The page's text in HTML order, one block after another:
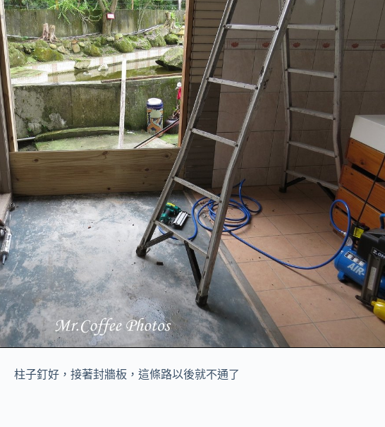
柱子釘好，接著封牆板，這條路以後就不通了